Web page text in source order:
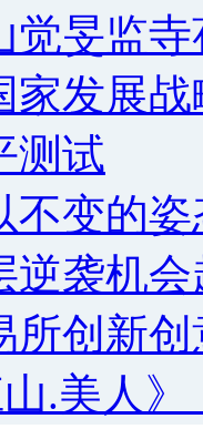
觉旻监
家发展
测试
不变的
逆袭机
所创新
山.美人